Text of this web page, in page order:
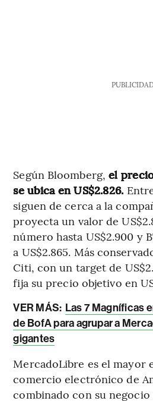
Según Bloomberg, el
se ubica en US$2.826.
siguen de cerca a la
proyecta un valor de
número hasta US$2.900 y
a US$2.865. Más
Citi, con un target de
fija su precio objetivo en
VER MÁS: Las 7 Magníficas
de BofA para agrupar a
gigantes
MercadoLibre es el mayor
comercio electrónico de
combinado con su